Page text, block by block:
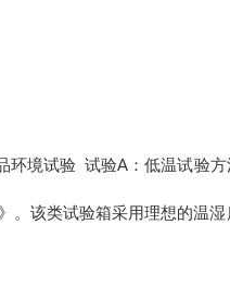
环境试验 试验A：低温试验
。该类试验箱采用理想的温湿